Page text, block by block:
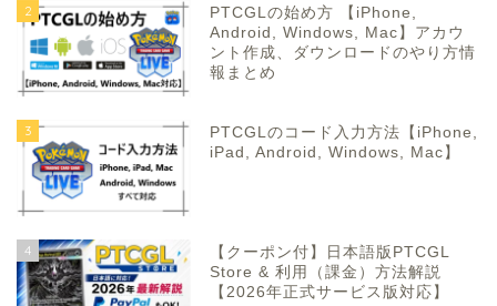
2
PTCGLの始め方 【iPhone,
Android, Windows, Mac】アカウ
ント作成、ダウンロードのやり方情
報まとめ
3
PTCGLのコード入力方法【iPhone,
iPad, Android, Windows, Mac】
4
【クーポン付】日本語版PTCGL
Store & 利用（課金）方法解説
【2026年正式サービス版対応】